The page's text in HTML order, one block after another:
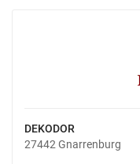
DEKODOR
27442 Gnarrenburg